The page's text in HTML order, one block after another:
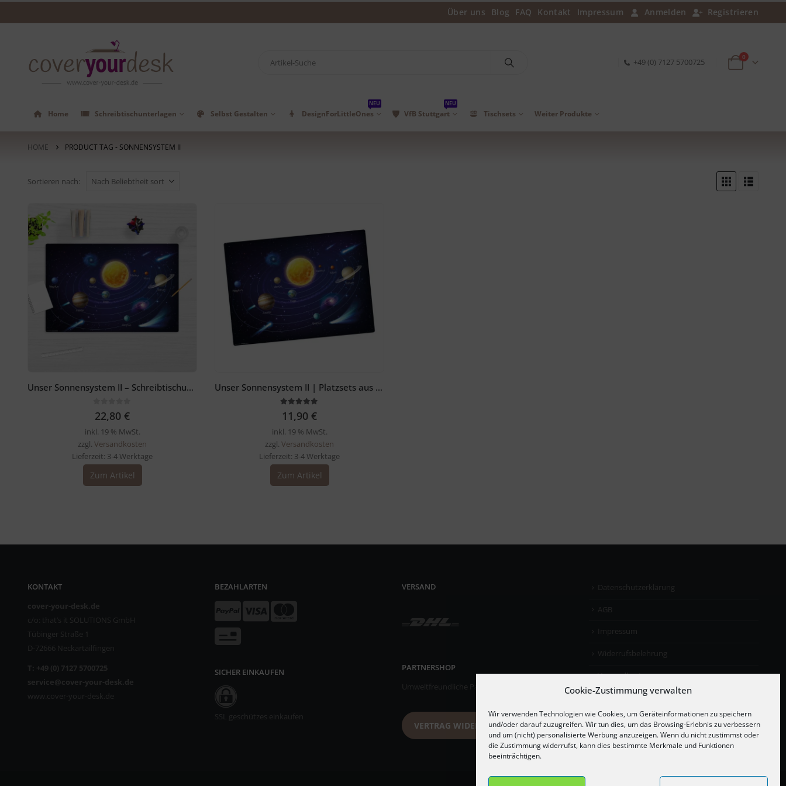
Cookie-Zustimmung verwalten
Wir verwenden Technologien wie Cookies, um Geräteinformationen zu speichern
und/oder darauf zuzugreifen. Wir tun dies, um das Browsing-Erlebnis zu verbessern
und um (nicht) personalisierte Werbung anzuzeigen. Wenn du nicht zustimmst oder
die Zustimmung widerrufst, kann dies bestimmte Merkmale und Funktionen
beeinträchtigen.
Über uns Blog FAQ Kontakt Impressum Anmelden Registrieren
+49 (0) 7127 5700725
0
Home Schreibtischunterlagen Selbst Gestalten DesignForLittleOnes
NEU
VfB Stuttgart
NEU
Tischsets Weiter Produkte
HOME PRODUCT TAG - SONNENSYSTEM II
Sortieren nach:
Unser Sonnensystem II – Schreibtischunterlage 60 x 40 cm
22,80 €
inkl. 19 % MwSt.
zzgl. Versandkosten
Lieferzeit: 3-4 Werktage
Zum Artikel
Unser Sonnensystem II | Platzsets aus Premium-Vinyl 44 x 32 cm – 1 Stück
11,90 €
inkl. 19 % MwSt.
zzgl. Versandkosten
Lieferzeit: 3-4 Werktage
Zum Artikel
KONTAKT
cover-your-desk.de
c/o: that’s it SOLUTIONS GmbH
Tübinger Straße 1
D-72666 Neckartailfingen
T: +49 (0) 7127 5700725
service@cover-your-desk.de
www.cover-your-desk.de
BEZAHLARTEN
SICHER EINKAUFEN
SSL geschützes einkaufen
VERSAND
PARTNERSHOP
Umweltfreundliche Papiertischsets
VERTRAG WIDERRUFEN
Datenschutzerklärung
AGB
Impressum
Widerrufsbelehrung
Versandkosten